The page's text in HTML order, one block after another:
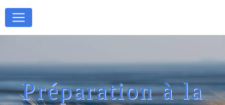
Préparation à la